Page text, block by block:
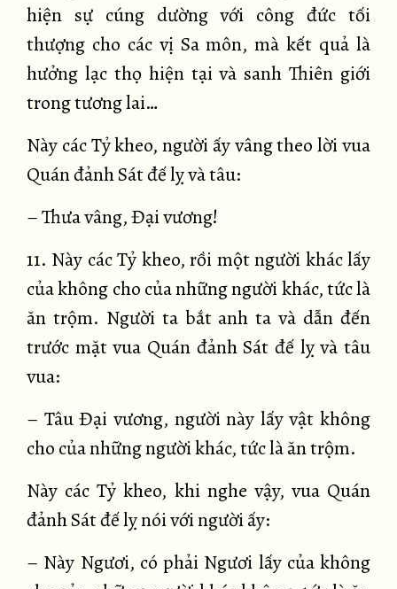
hiện sự cúng dường với công đức tối
thượng cho các vị Sa môn, mà kết quả là
hưởng lạc thọ hiện tại và sanh Thiên giới
trong tương lai…
Này các Tỷ kheo, người ấy vâng theo lời vua
Quán đảnh Sát đế lỵ và tâu:
– Thưa vâng, Đại vương!
11. Này các Tỷ kheo, rồi một người khác lấy
của không cho của những người khác, tức là
ăn trộm. Người ta bắt anh ta và dẫn đến
trước mặt vua Quán đảnh Sát đế lỵ và tâu
vua:
– Tâu Đại vương, người này lấy vật không
cho của những người khác, tức là ăn trộm.
Này các Tỷ kheo, khi nghe vậy, vua Quán
đảnh Sát đế lỵ nói với người ấy:
– Này Ngươi, có phải Ngươi lấy của không